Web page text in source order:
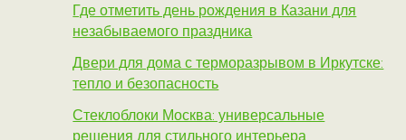
Где отметить день рождения в Казани для
незабываемого праздника
Двери для дома с терморазрывом в Иркутске:
тепло и безопасность
Стеклоблоки Москва: универсальные
решения для стильного интерьера